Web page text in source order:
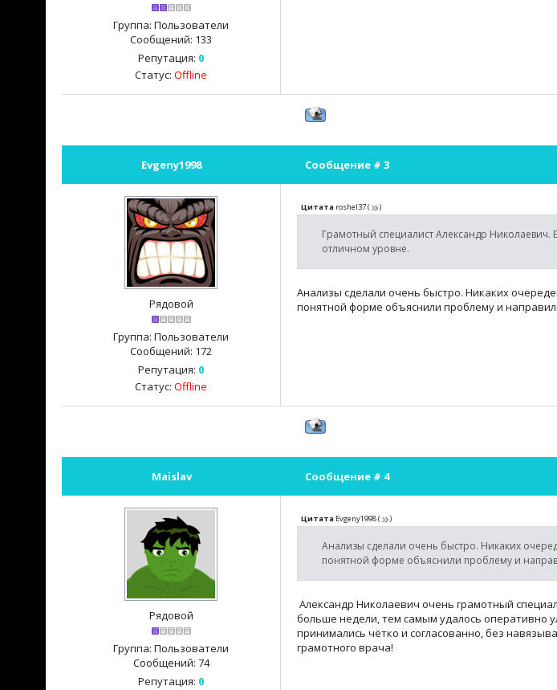
Группа: Пользователи
Сообщений: 133
Репутация: 0
Статус: Offline
Evgeny1998 Сообщение # 3
Рядовой
Группа: Пользователи
Сообщений: 172
Репутация: 0
Статус: Offline
Цитата roshel37( )
Грамотный специалист Александр
отличном уровне.
Анализы сделали очень быстро. Никаких
понятной форме объяснили проблему и
Maislav Сообщение # 4
Рядовой
Группа: Пользователи
Сообщений: 74
Репутация: 0
Цитата Evgeny1998( )
Анализы сделали очень быстро. Никаких
понятной форме объяснили проблему и
Александр Николаевич очень грамотный
больше недели, тем самым удалось оперативно
принимались чётко и согласованно, без
грамотного врача!